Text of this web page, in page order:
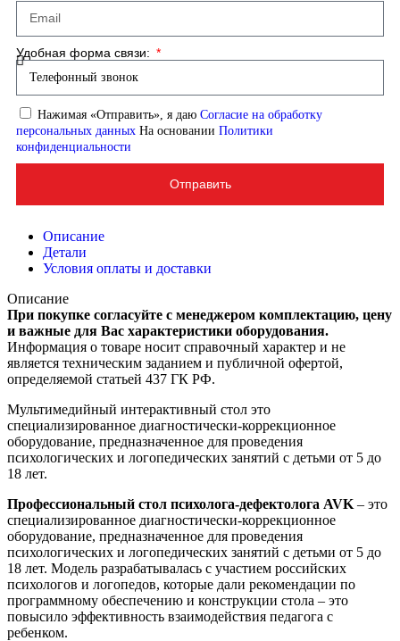
Удобная форма связи:
Нажимая «Отправить», я даю Согласие на обработку
персональных данных На основании Политики
конфиденциальности
Отправить
Описание
Детали
Условия оплаты и доставки
Описание
При покупке согласуйте с менеджером комплектацию, цену
и важные для Вас характеристики оборудования.
Информация о товаре носит справочный характер и не
является техническим заданием и публичной офертой,
определяемой статьей 437 ГК РФ.
Мультимедийный интерактивный стол это
специализированное диагностически-коррекционное
оборудование, предназначенное для проведения
психологических и логопедических занятий с детьми от 5 до
18 лет.
Профессиональный стол психолога-дефектолога AVK – это
специализированное диагностически-коррекционное
оборудование, предназначенное для проведения
психологических и логопедических занятий с детьми от 5 до
18 лет. Модель разрабатывалась с участием российских
психологов и логопедов, которые дали рекомендации по
программному обеспечению и конструкции стола – это
повысило эффективность взаимодействия педагога с
ребенком.